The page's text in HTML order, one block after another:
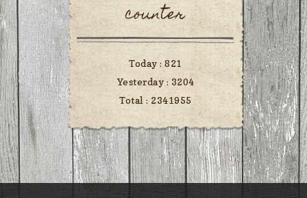
counter
Today :821
Yesterday : 3204
Total : 2341955